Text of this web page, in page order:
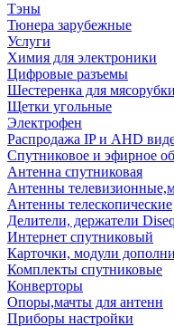
Тэны
Тюнера зарубежные
Услуги
Химия для электроники
Цифровые разъемы
Шестеренка для мясорубки
Щетки угольные
Электрофен
Распродажа IP и AHD
Спутниковое и эфирное
Антенна спутниковая
Антенны
Антенны телескопические
Делители, держатели
Интернет спутниковый
Карточки, модули
Комплекты спутниковые
Конверторы
Опоры,мачты для антенн
Приборы настройки